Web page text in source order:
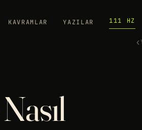
KAVRAMLAR YAZILAR 111 HZ
‹